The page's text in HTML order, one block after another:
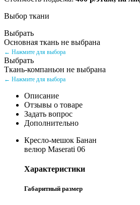
Выбор ткани
Выбрать
Основная ткань не выбрана
← Нажмите для выбора
Выбрать
Ткань-компаньон не выбрана
← Нажмите для выбора
Описание
Отзывы о товаре
Задать вопрос
Дополнительно
Кресло-мешок Банан
велюр Maserati 06
Характеристики
Габаритный размер